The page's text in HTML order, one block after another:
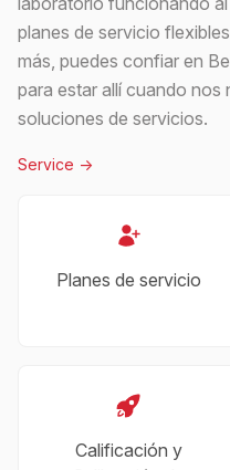
planes de servicio
más, puedes confiar en
para estar allí cuando nos
soluciones de servicios.
Service ->
Planes de servicio
Calificación y